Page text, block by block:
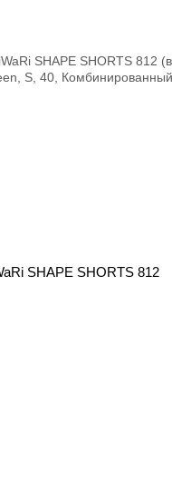
SHAPE SHORTS 812